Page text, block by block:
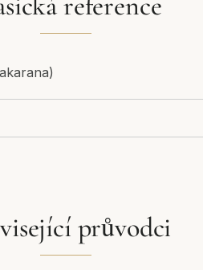
průvodci